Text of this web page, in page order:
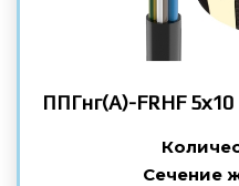
ППГнг(А)-FRHF5х10
Сечение